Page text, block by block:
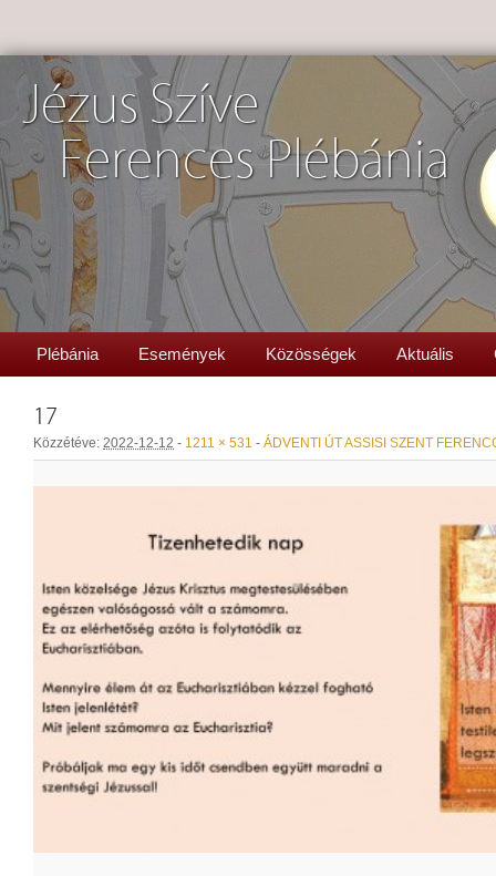
Jézus Szíve
Ferences Plébánia
Plébánia Események Közösségek Aktuális
17
Közzétéve: 2022-12-12 - 1211 × 531 - ÁDVENTI ÚT ASSISI SZENT